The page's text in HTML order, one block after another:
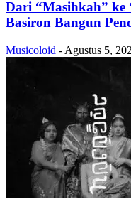
Dari “Masihkah” ke
Basiron Bangun
Musicoloid - Agustus 5,